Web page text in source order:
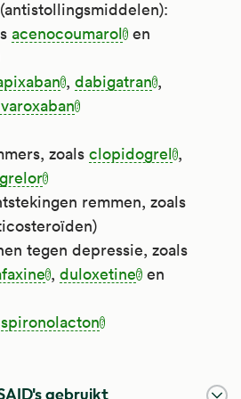
acenocoumarol en
,dabigatran ,
zoals clopidogrel ,
remmen, zoals
tegen depressie, zoals
,duloxetine en
spironolacton
gebruikt